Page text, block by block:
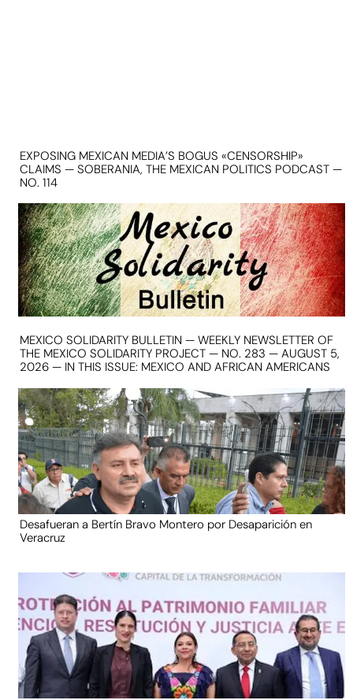
EXPOSING MEXICAN MEDIA’S BOGUS «CENSORSHIP»
CLAIMS — SOBERANIA, THE MEXICAN POLITICS PODCAST —
NO. 114
MEXICO SOLIDARITY BULLETIN — WEEKLY NEWSLETTER OF
THE MEXICO SOLIDARITY PROJECT — NO. 283 — AUGUST 5,
2026 — IN THIS ISSUE: MEXICO AND AFRICAN AMERICANS
Desafueran a Bertín Bravo Montero por Desaparición en
Veracruz